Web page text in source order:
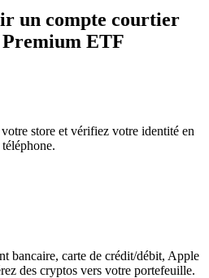
un compte courtier
ETF
store et vérifiez votre identité en
bancaire, carte de crédit/débit, Apple
des cryptos vers votre portefeuille.